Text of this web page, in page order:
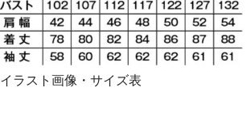
イラスト画像・サイズ表